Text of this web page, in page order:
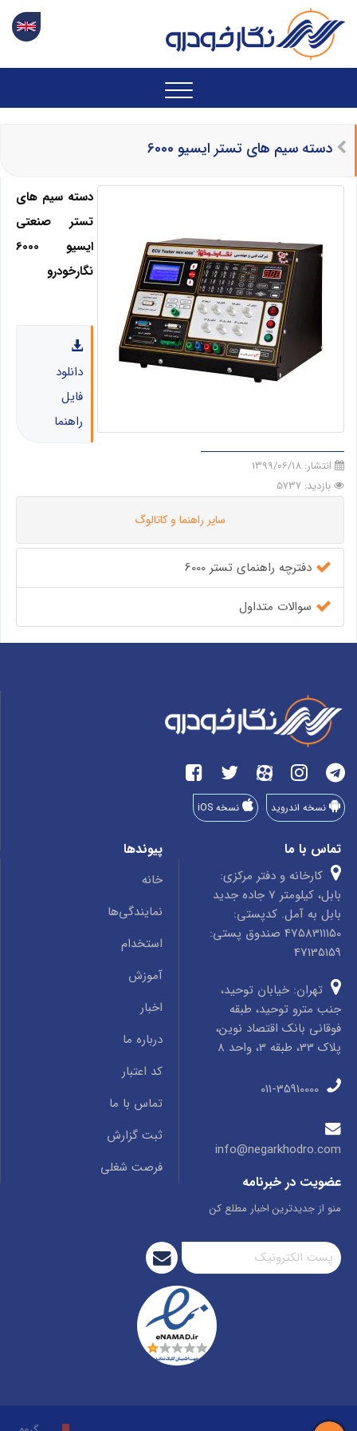
دسته سیم های تستر ایسیو 6000
دسته سیم های
تستر صنعتی
ایسیو 6000
نگارخودرو
دانلود
فایل
راهنما
انتشار: 1399/06/18
بازدید: 5737
سایر راهنما و کاتالوگ
دفترچه راهنمای تستر 6000
سوالات متداول
نسخه اندروید نسخه iOS
تماس با ما
کارخانه و دفتر مرکزی:
بابل، کیلومتر 7 جاده جدید
بابل به آمل. کدپستی:
4758311150 صندوق پستی:
47135159
تهران: خیابان توحید،
جنب مترو توحید، طبقه
فوقانی بانک اقتصاد نوین،
پلاک 33، طبقه 3، واحد 8
info@negarkhodro.com
پیوندها
خانه
نمایندگی‌ها
استخدام
آموزش
اخبار
درباره ما
کد اعتبار
تماس با ما
ثبت گزارش
فرصت شغلی
عضویت در خبرنامه
منو از جدیدترین اخبار مطلع کن